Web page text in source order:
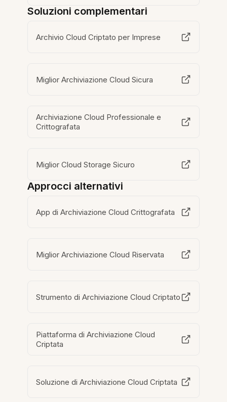
Soluzioni complementari
Archivio Cloud Criptato per Imprese
Miglior Archiviazione Cloud Sicura
Archiviazione Cloud Professionale e
Crittografata
Miglior Cloud Storage Sicuro
Approcci alternativi
App di Archiviazione Cloud Crittografata
Miglior Archiviazione Cloud Riservata
Strumento di Archiviazione Cloud Criptato
Piattaforma di Archiviazione Cloud
Criptata
Soluzione di Archiviazione Cloud Criptata